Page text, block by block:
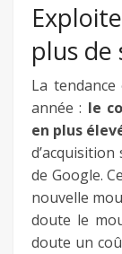
plus de
La
année : le
en plus
de Google.
nouvelle
doute le
doute un